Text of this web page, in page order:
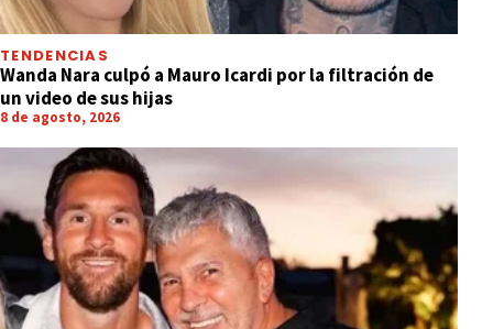
TENDENCIAS
Wanda Nara culpó a Mauro Icardi por la filtración de
un video de sus hijas
8 de agosto, 2026